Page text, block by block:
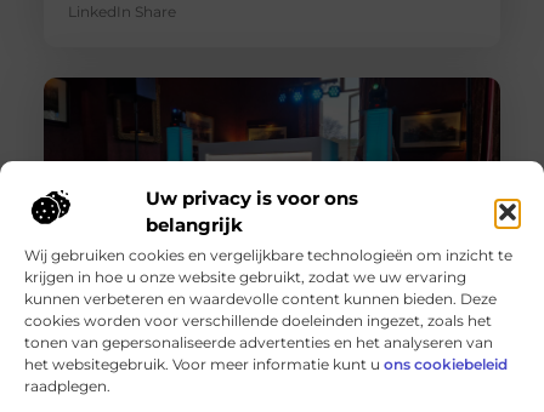
Uw privacy is voor ons
belangrijk
Wij gebruiken cookies en vergelijkbare technologieën om inzicht te
krijgen in hoe u onze website gebruikt, zodat we uw ervaring
kunnen verbeteren en waardevolle content kunnen bieden. Deze
cookies worden voor verschillende doeleinden ingezet, zoals het
tonen van gepersonaliseerde advertenties en het analyseren van
het websitegebruik. Voor meer informatie kunt u ons cookiebeleid
raadplegen.
LinkedIn Share
Een Feest DJ Huren voor je Bedrijfsfeest: De Sleutel tot
Succes
Goed artikel? Deel hem dan op: Share on X (Twitter)
Share on Facebook Share on Pinterest Share on